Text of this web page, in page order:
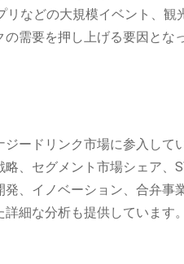
リなどの大規模イベント、
需要を押し上げる要因とな
ードリンク市場に参入し
、セグメント市場シェア、
、イノベーション、合弁
細な分析も提供しています